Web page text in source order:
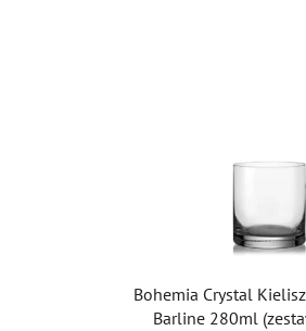
Bohemia Crystal
Barline 280ml